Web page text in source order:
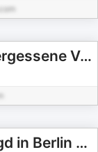
Aktenzeichen XY… Unvergessene Verbrechen
Im Visier – Verbrecherjagd in Berlin und Brandenburg